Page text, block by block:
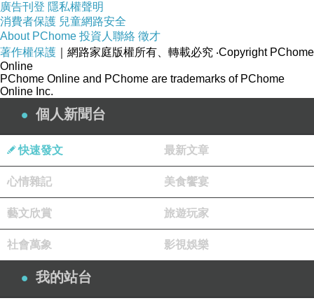
來預期不錯，除非油價等短期大幅下滑等因素干
擾；而下半年則須視整體經濟情勢而定，此外智
慧型手機新品是否具有吸引力，也是訂單表現的
關鍵。
線上學英語推薦
記者劉致柔／綜合報導
廣告刊登 隱私權聲明
消費者保護 兒童網路安全
About PChome 投資人聯絡 徵才
著作權保護 ｜網路家庭版權所有、轉載必究 ‧Copyright PChome
Online
PChome Online and PChome are trademarks of PChome
Online Inc.
個人新聞台
快速發文 最新文章
心情雜記 美食饗宴
藝文欣賞 旅遊玩家
社會萬象 影視娛樂
我的站台